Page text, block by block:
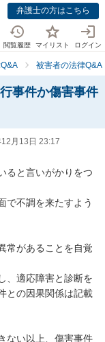
弁護士の方はこちら
閲覧履歴 マイリスト ログイン
被害者の法律Q&A
事件か傷害事件
月13日 23:17
ると言いがかりをつ
で不調を来たすよう
常があることを自覚
、適応障害と診断を
との因果関係は記載
ない以上、傷害事件